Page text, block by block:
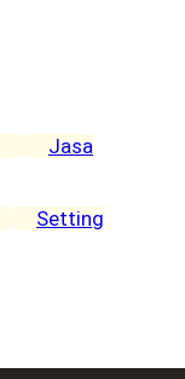
Jasa
Setting